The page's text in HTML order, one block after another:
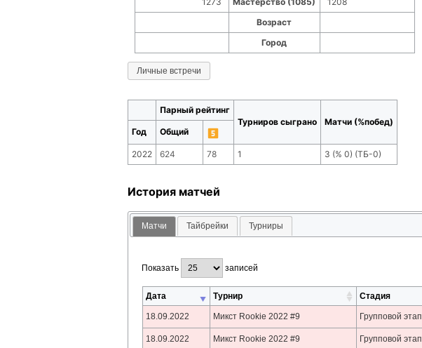
Возраст
Город
Личные встречи
Парный рейтинг
Турниров сыграно
Матчи (%побед)
Год
Общий
2022 624 78 1 3 (% 0) (ТБ-0)
История матчей
Матчи Тайбрейки Турниры
Показать записей
Дата Турнир Стадия
18.09.2022 Микст Rookie 2022 #9 Групповой этап
18.09.2022 Микст Rookie 2022 #9 Групповой этап